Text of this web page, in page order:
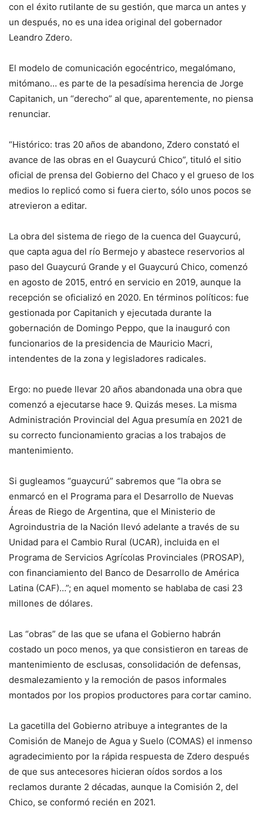
con el éxito rutilante de su gestión, que marca un antes y
un después, no es una idea original del gobernador
Leandro Zdero.
El modelo de comunicación egocéntrico, megalómano,
mitómano… es parte de la pesadísima herencia de Jorge
Capitanich, un “derecho” al que, aparentemente, no piensa
renunciar.
“Histórico: tras 20 años de abandono, Zdero constató el
avance de las obras en el Guaycurú Chico”, tituló el sitio
oficial de prensa del Gobierno del Chaco y el grueso de los
medios lo replicó como si fuera cierto, sólo unos pocos se
atrevieron a editar.
La obra del sistema de riego de la cuenca del Guaycurú,
que capta agua del río Bermejo y abastece reservorios al
paso del Guaycurú Grande y el Guaycurú Chico, comenzó
en agosto de 2015, entró en servicio en 2019, aunque la
recepción se oficializó en 2020. En términos políticos: fue
gestionada por Capitanich y ejecutada durante la
gobernación de Domingo Peppo, que la inauguró con
funcionarios de la presidencia de Mauricio Macri,
intendentes de la zona y legisladores radicales.
Ergo: no puede llevar 20 años abandonada una obra que
comenzó a ejecutarse hace 9. Quizás meses. La misma
Administración Provincial del Agua presumía en 2021 de
su correcto funcionamiento gracias a los trabajos de
mantenimiento.
Si gugleamos “guaycurú” sabremos que “la obra se
enmarcó en el Programa para el Desarrollo de Nuevas
Áreas de Riego de Argentina, que el Ministerio de
Agroindustria de la Nación llevó adelante a través de su
Unidad para el Cambio Rural (UCAR), incluida en el
Programa de Servicios Agrícolas Provinciales (PROSAP),
con financiamiento del Banco de Desarrollo de América
Latina (CAF)…”; en aquel momento se hablaba de casi 23
millones de dólares.
Las “obras” de las que se ufana el Gobierno habrán
costado un poco menos, ya que consistieron en tareas de
mantenimiento de esclusas, consolidación de defensas,
desmalezamiento y la remoción de pasos informales
montados por los propios productores para cortar camino.
La gacetilla del Gobierno atribuye a integrantes de la
Comisión de Manejo de Agua y Suelo (COMAS) el inmenso
agradecimiento por la rápida respuesta de Zdero después
de que sus antecesores hicieran oídos sordos a los
reclamos durante 2 décadas, aunque la Comisión 2, del
Chico, se conformó recién en 2021.